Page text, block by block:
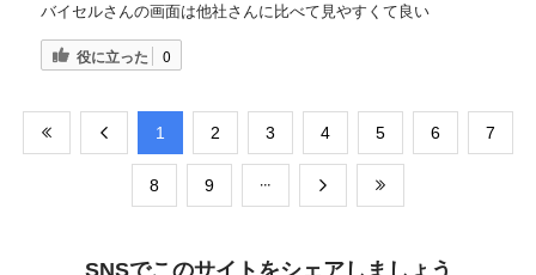
バイセルさんの画面は他社さんに比べて見やすくて良い
役に立った 0
​1 ​2 ​3 ​4 ​5 ​6 ​7
​8 ​9